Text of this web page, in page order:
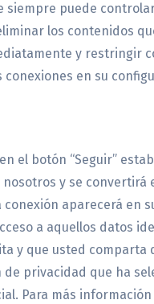
siempre puede
los contenidos
y restringir
conexiones en su
el botón “Seguir”
nosotros y se convertirá
conexión aparecerá en
a aquellos datos
y que usted comparta
de privacidad que ha
Para más